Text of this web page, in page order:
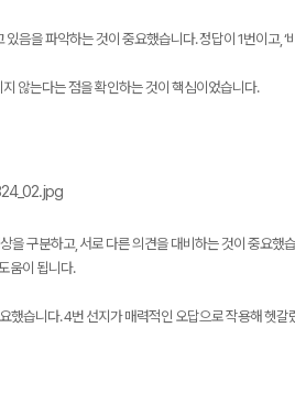
음을 파악하는 것이 중요했습니다. 정답이 1번이고,
지 않는다는 점을 확인하는 것이 핵심이었습니다.
을 구분하고, 서로 다른 의견을 대비하는 것이 중요했
움이 됩니다.
했습니다. 4번 선지가 매력적인 오답으로 작용해 헷갈